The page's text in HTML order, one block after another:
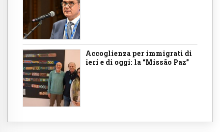
Accoglienza per immigrati di
ieri e di oggi: la “Missão Paz”